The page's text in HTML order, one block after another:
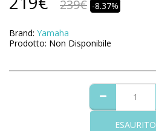
239€ -8.37%
Brand: Yamaha
Prodotto: Non Disponibile
ESAURITO